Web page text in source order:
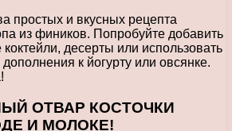
простых и вкусных рецепта
из фиников. Попробуйте добавить
десерты или использовать
дополнения к йогурту или овсянке.
ОТВАР КОСТОЧКИ
И МОЛОКЕ!